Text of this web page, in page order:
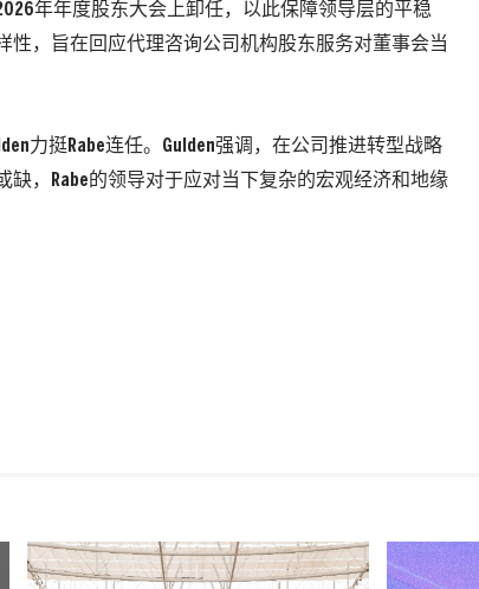
年年度股东大会上卸任，以此保障领导层的平稳
性，旨在回应代理咨询公司机构股东服务对董事会当
力挺Rabe连任。Gulden强调，在公司推进转型战略
，Rabe的领导对于应对当下复杂的宏观经济和地缘